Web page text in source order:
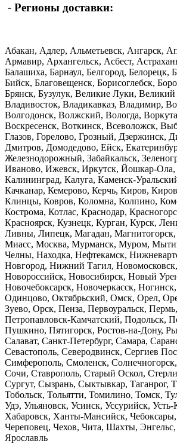
- Регионы доставки:
Абакан, Адлер, Альметьевск, Ангарск,
Армавир, Архангельск, Асбест,
Балашиха, Барнаул, Белгород, Белорецк,
Бийск, Благовещенск, Борисоглебск,
Брянск, Бузулук, Великие Луки,
Владивосток, Владикавказ, Владимир,
Волгодонск, Волжский, Вологда,
Воскресенск, Воткинск, Всеволожск,
Глазов, Горелово, Грозный, Дзержинск,
Дмитров, Домодедово, Ейск,
Железнодорожный, Забайкальск,
Иваново, Ижевск, Иркутск, Йошкар-Ола,
Калининград, Калуга, Каменск-
Качканар, Кемерово, Керчь, Киров,
Клинцы, Ковров, Коломна, Колпино,
Кострома, Котлас, Краснодар,
Красноярск, Кузнецк, Курган, Курск,
Ливны, Липецк, Магадан,
Миасс, Москва, Мурманск, Муром,
Челны, Находка, Нефтекамск,
Новгород, Нижний Тагил,
Новороссийск, Новосибирск, Новый
Новочебоксарск, Новочеркасск,
Одинцово, Октябрьский, Омск, Орел,
Зуево, Орск, Пенза, Первоуральск,
Петропавловск-Камчатский, Подольск,
Пушкино, Пятигорск, Ростов-на-Дону,
Салават, Санкт-Петербург, Самара,
Севастополь, Северодвинск, Сергиев
Симферополь, Смоленск,
Сочи, Ставрополь, Старый Оскол,
Сургут, Сызрань, Сыктывкар, Таганрог,
Тобольск, Тольятти, Томилино, Томск,
Удэ, Ульяновск, Усинск, Уссурийск,
Хабаровск, Ханты-Мансийск,
Череповец, Чехов, Чита, Шахты,
Ярославль